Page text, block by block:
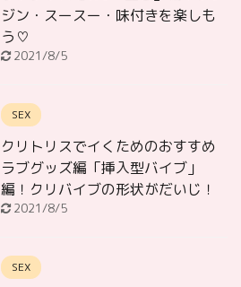
ジン・スースー・味付きを楽しも
う♡
2021/8/5
SEX
クリトリスでイくためのおすすめ
ラブグッズ編「挿入型バイブ」
編！クリバイブの形状がだいじ！
2021/8/5
SEX